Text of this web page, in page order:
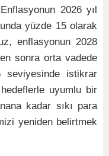
2026 yıl
yüzde 15 olarak
enflasyonun 2028
sonra orta vadede
seviyesinde istikrar
uyumlu bir
kadar sıkı para
yeniden belirtmek